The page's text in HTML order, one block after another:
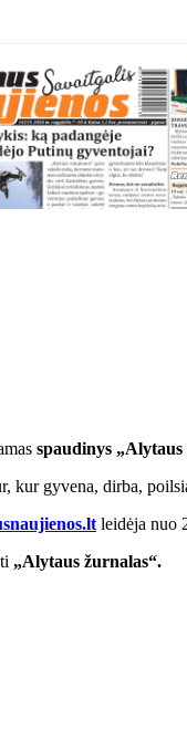
spaudinys „Alytaus
kur gyvena, dirba,
leidėja nuo
„Alytaus žurnalas“.